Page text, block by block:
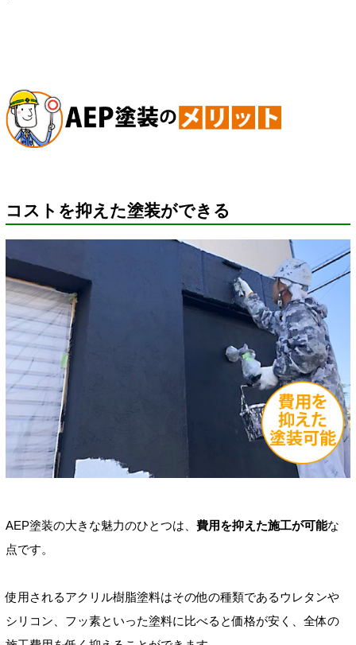
コストを抑えた塗装ができる
AEP塗装の大きな魅力のひとつは、 費用を抑えた施工が可能な
点です。
使用されるアクリル樹脂塗料はその他の種類であるウレタンや
シリコン、フッ素といった塗料に比べると価格が安く、全体の